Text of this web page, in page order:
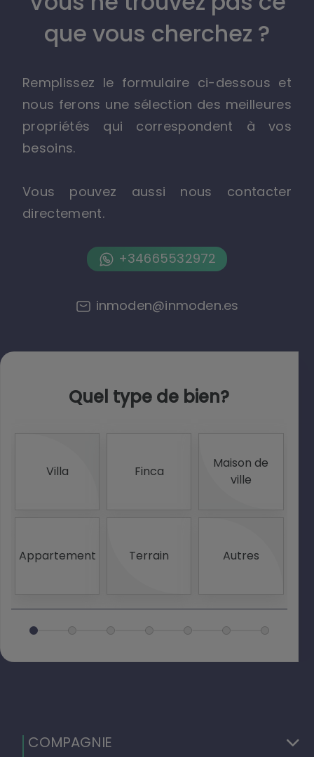
que vous cherchez ?
Remplissez le formulaire ci-dessous et
nous ferons une sélection des meilleures
propriétés qui correspondent à vos
besoins.
Vous pouvez aussi nous contacter
directement.
+34665532972
inmoden@inmoden.es
Quel type de bien?
Villa Finca
Maison de
ville
Appartement Terrain Autres
COMPAGNIE